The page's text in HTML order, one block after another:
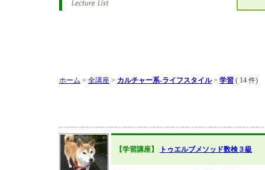
ホーム > 全講座 > カルチャー系-ライフスタイル> 学習 ( 14 件)
【学習講座】 トゥエルブメソッド数検３級